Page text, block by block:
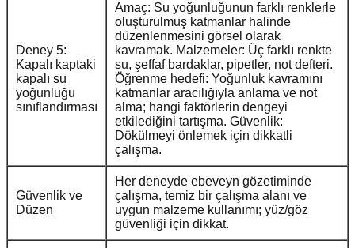
Deney 5:
Kapalı kaptaki
kapalı su
yoğunluğu
sınıflandırması
Amaç: Su yoğunluğunun farklı renklerle
oluşturulmuş katmanlar halinde
düzenlenmesini görsel olarak
kavramak. Malzemeler: Üç farklı renkte
su, şeffaf bardaklar, pipetler, not defteri.
Öğrenme hedefi: Yoğunluk kavramını
katmanlar aracılığıyla anlama ve not
alma; hangi faktörlerin dengeyi
etkilediğini tartışma. Güvenlik:
Dökülmeyi önlemek için dikkatli
çalışma.
Güvenlik ve
Düzen
Her deneyde ebeveyn gözetiminde
çalışma, temiz bir çalışma alanı ve
uygun malzeme kullanımı; yüz/göz
güvenliği için dikkat.